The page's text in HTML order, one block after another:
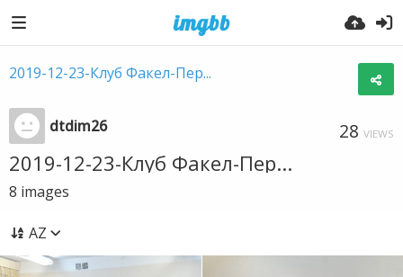
2019-12-23-Клуб Факел-Пер...
dtdim26 28 VIEWS
2019-12-23-Клуб Факел-Пер...
8 images
AZ